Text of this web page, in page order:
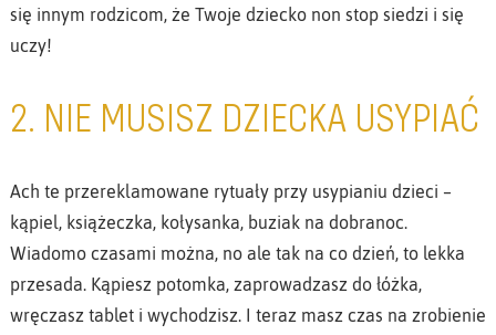
się innym rodzicom, że Twoje dziecko non stop siedzi i się
uczy!
2. NIE MUSISZ DZIECKA USYPIAĆ
Ach te przereklamowane rytuały przy usypianiu dzieci –
kąpiel, książeczka, kołysanka, buziak na dobranoc.
Wiadomo czasami można, no ale tak na co dzień, to lekka
przesada. Kąpiesz potomka, zaprowadzasz do łóżka,
wręczasz tablet i wychodzisz. I teraz masz czas na zrobienie